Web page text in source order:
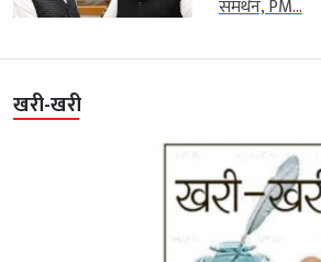
समर्थन, PM...
खरी-खरी